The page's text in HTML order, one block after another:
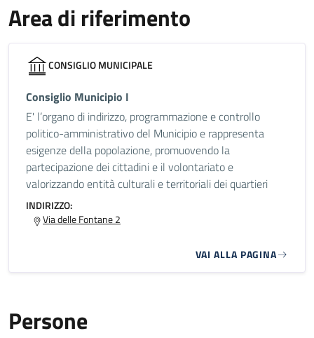
Area di riferimento
CONSIGLIO MUNICIPALE
Consiglio Municipio I
E' l’organo di indirizzo, programmazione e controllo
politico-amministrativo del Municipio e rappresenta
esigenze della popolazione, promuovendo la
partecipazione dei cittadini e il volontariato e
valorizzando entità culturali e territoriali dei quartieri
INDIRIZZO:
Via delle Fontane 2
VAI ALLA PAGINA
Persone